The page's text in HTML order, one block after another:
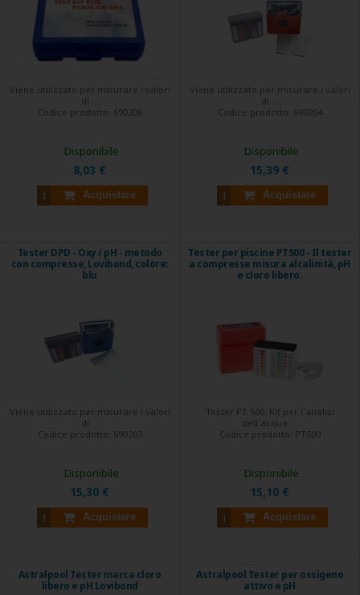
Viene utilizzato per misurare i valori
di ...
Codice prodotto: 690206
8,03 €
Acquistare
Disponibile
Viene utilizzato per misurare i valori
di ...
Codice prodotto: 690204
15,39 €
Acquistare
Disponibile
Tester DPD - Oxy / pH - metodo
con compresse, Lovibond, colore:
blu
Viene utilizzato per misurare i valori
di ...
Codice prodotto: 690203
15,30 €
Acquistare
Disponibile
Tester per piscine PT500 - Il tester
a compresse misura alcalinità, pH
e cloro libero.
Tester PT 500. Kit per l`analisi
dell`acqua ...
Codice prodotto: PT500
15,10 €
Acquistare
Disponibile
Astralpool Tester marca cloro
libero e pH Lovibond
Astralpool Tester per ossigeno
attivo e pH